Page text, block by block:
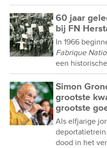
60 jaar
bij FN
In 1966
Fabrique
een
Simon
grootste
grootste
Als elfjarige
dood in het